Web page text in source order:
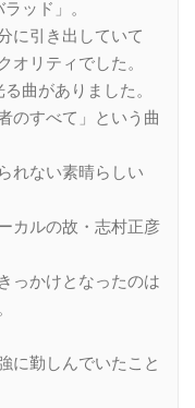
ッド」。
に引き出していて
リティでした。
曲がありました。
のすべて」という曲
れない素晴らしい
カルの故・志村正彦
っかけとなったのは
に勤しんでいたこと